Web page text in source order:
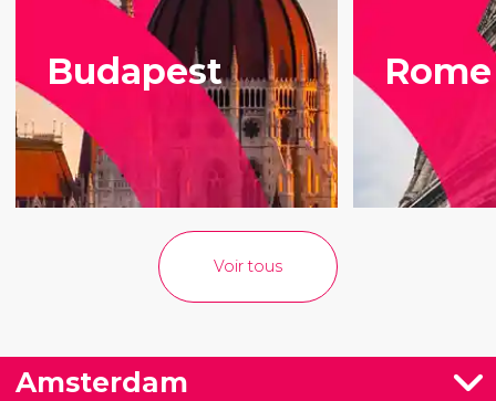
Budapest Rome
Voir tous
Amsterdam